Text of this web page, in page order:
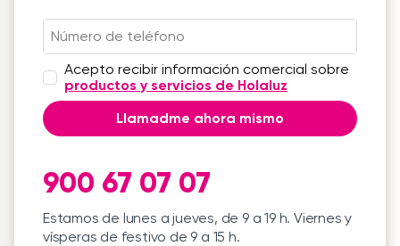
Acepto recibir información comercial sobre
productos y servicios de Holaluz
Llamadme ahora mismo
900 67 07 07
Estamos de lunes a jueves, de 9 a 19 h. Viernes y
vísperas de festivo de 9 a 15 h.